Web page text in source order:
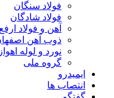
فولاد سنگان
فولاد شادگان
آهن و فولاد ارفع
ذوب آهن
نورد و لوله اهواز
گروه ملی
ایمیدرو
انتصاب ها